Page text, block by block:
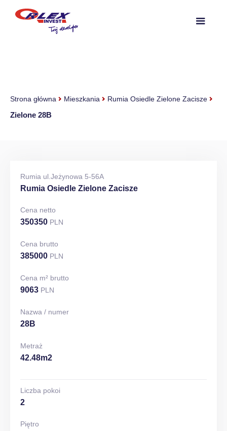
Strona główna Mieszkania Rumia Osiedle Zielone Zacisze
Zielone 28B
Rumia ul.Jeżynowa 5-56A
Rumia Osiedle Zielone Zacisze
Cena netto
350350 PLN
Cena brutto
385000 PLN
Cena m² brutto
9063 PLN
Nazwa / numer
28B
Metraż
42.48m2
Liczba pokoi
2
Piętro